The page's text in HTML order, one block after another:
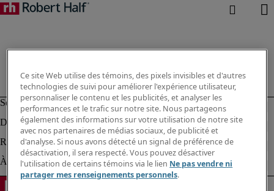
Ce site Web utilise des témoins, des pixels invisibles et d'autres
technologies de suivi pour améliorer l'expérience utilisateur,
personnaliser le contenu et les publicités, et analyser les
performances et le trafic sur notre site. Nous partageons
également des informations sur votre utilisation de notre site
avec nos partenaires de médias sociaux, de publicité et
d'analyse. Si nous avons détecté un signal de préférence de
désactivation, il sera respecté. Vous pouvez désactiver
l'utilisation de certains témoins via le lien Ne pas vendre ni
partager mes renseignements personnels.